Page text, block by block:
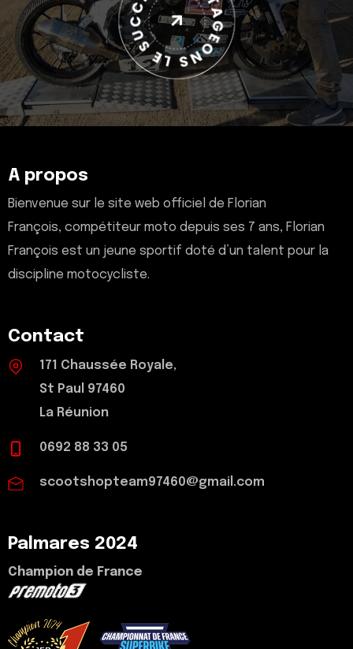
A propos
Bienvenue sur le site web officiel de Florian
François, compétiteur moto depuis ses 7 ans, Florian
François est un jeune sportif doté d’un talent pour la
discipline motocycliste.
Contact
171 Chaussée Royale,
St Paul 97460
La Réunion
0692 88 33 05
scootshopteam97460@gmail.com
Palmares 2024
Champion de France